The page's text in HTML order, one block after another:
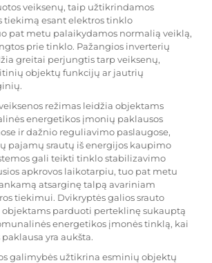
veiksenų, taip užtikrindamos
tiekimą esant elektros tinklo
pat metu palaikydamos normalią veiklą,
prie tinklo. Pažangios inverterių
greitai perjungtis tarp veiksenų,
objektų funkcijų ar jautrių
režimas leidžia objektams
energetikos įmonių paklausos
ir dažnio reguliavimo paslaugose,
pajamų srautų iš energijos kaupimo
gali teikti tinklo stabilizavimo
apkrovos laikotarpiu, tuo pat metu
atsarginę talpą avariniam
tiekimui. Dvikryptės galios srauto
parduoti perteklinę sukauptą
energetikos įmonės tinklą, kai
yra aukšta.
galimybės užtikrina esminių objektų